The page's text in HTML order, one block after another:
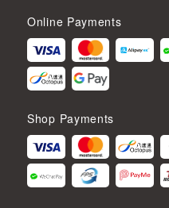
Online Payments
Shop Payments